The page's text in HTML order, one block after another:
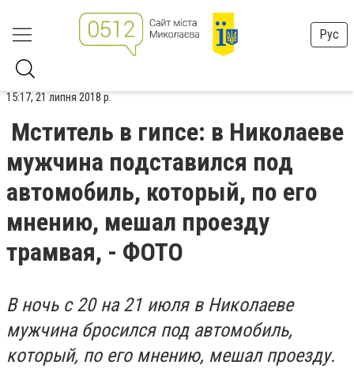
Рус
15:17, 21 липня 2018 р.
Мститель в гипсе: в Николаеве
мужчина подставился под
автомобиль, который, по его
мнению, мешал проезду
трамвая, - ФОТО
В ночь с 20 на 21 июля в Николаеве
мужчина бросился под автомобиль,
который, по его мнению, мешал проезду.